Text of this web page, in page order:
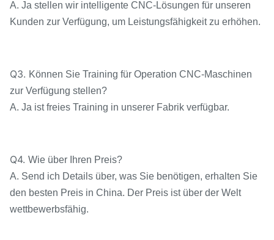
A. Ja stellen wir intelligente CNC-Lösungen für unseren
Kunden zur Verfügung, um Leistungsfähigkeit zu erhöhen.
Q3. Können Sie Training für Operation CNC-Maschinen
zur Verfügung stellen?
A. Ja ist freies Training in unserer Fabrik verfügbar.
Q4. Wie über Ihren Preis?
A. Send ich Details über, was Sie benötigen, erhalten Sie
den besten Preis in China. Der Preis ist über der Welt
wettbewerbsfähig.